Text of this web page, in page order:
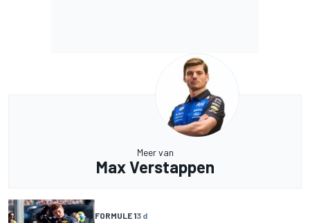
Meer van
Max Verstappen
FORMULE 13 d